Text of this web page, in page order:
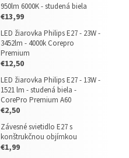
950lm 6000K - studená biela
€13,99
LED žiarovka Philips E27 - 23W -
3452lm - 4000k Corepro
Premium
€12,50
LED žiarovka Philips E27 - 13W -
1521 lm - studená biela -
CorePro Premium A60
€2,50
Závesné svietidlo E27 s
konštrukčnou objímkou
€1,99